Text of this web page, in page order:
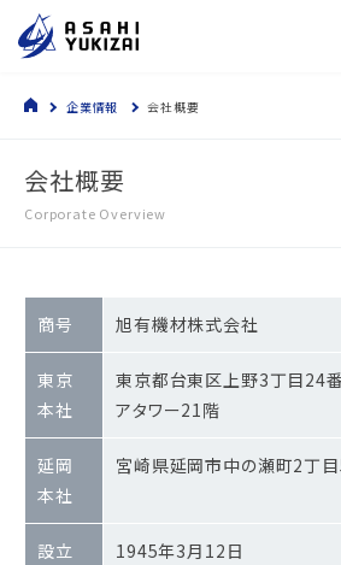
企業情報 会社概要
会社概要
Corporate Overview
商号 旭有機材株式会社
東京
本社
東京都台東区上野3丁目24
アタワー21階
延岡
本社
宮崎県延岡市中の瀬町2丁
設立 1945年3月12日